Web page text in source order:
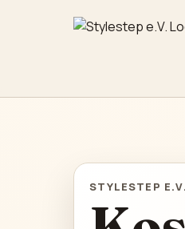
STYLESTEP E.V.